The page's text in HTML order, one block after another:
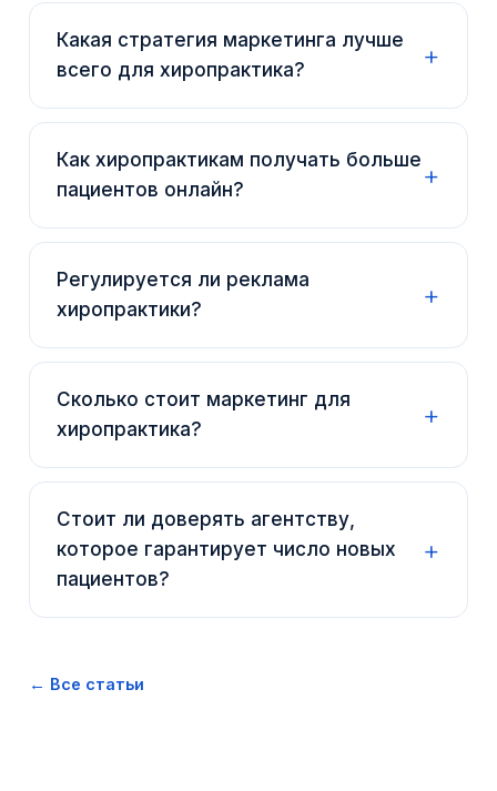
Какая стратегия маркетинга лучше
всего для хиропрактика?
Как хиропрактикам получать больше
пациентов онлайн?
Регулируется ли реклама
хиропрактики?
Сколько стоит маркетинг для
хиропрактика?
Стоит ли доверять агентству,
которое гарантирует число новых
пациентов?
← Все статьи